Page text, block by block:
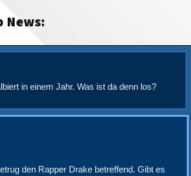
News:
in einem Jahr. Was ist da denn los?
den Rapper Drake betreffend. Gibt es